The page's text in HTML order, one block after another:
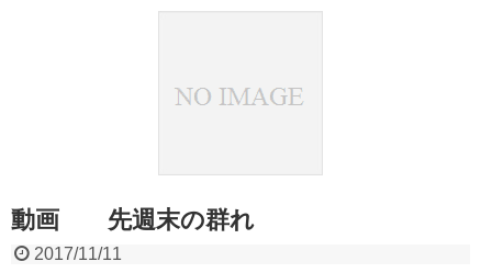
動画 先週末の群れ
2017/11/11